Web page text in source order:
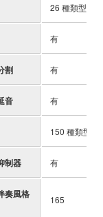
26 種類型
有
割 有
音 有
150 種類型
制器 有
奏風格
165